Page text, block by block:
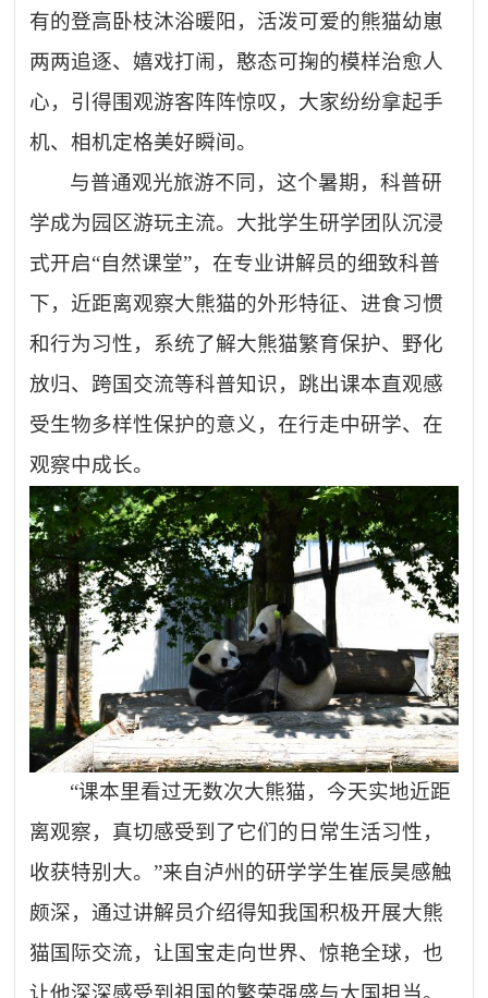
有的登高卧枝沐浴暖阳，活泼可爱的熊猫幼崽
两两追逐、嬉戏打闹，憨态可掬的模样治愈人
心，引得围观游客阵阵惊叹，大家纷纷拿起手
机、相机定格美好瞬间。
与普通观光旅游不同，这个暑期，科普研
学成为园区游玩主流。大批学生研学团队沉浸
式开启“自然课堂”，在专业讲解员的细致科普
下，近距离观察大熊猫的外形特征、进食习惯
和行为习性，系统了解大熊猫繁育保护、野化
放归、跨国交流等科普知识，跳出课本直观感
受生物多样性保护的意义，在行走中研学、在
观察中成长。
“课本里看过无数次大熊猫，今天实地近距
离观察，真切感受到了它们的日常生活习性，
收获特别大。”来自泸州的研学学生崔辰昊感触
颇深，通过讲解员介绍得知我国积极开展大熊
猫国际交流，让国宝走向世界、惊艳全球，也
让他深深感受到祖国的繁荣强盛与大国担当。